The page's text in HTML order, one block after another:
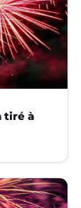
tiré à